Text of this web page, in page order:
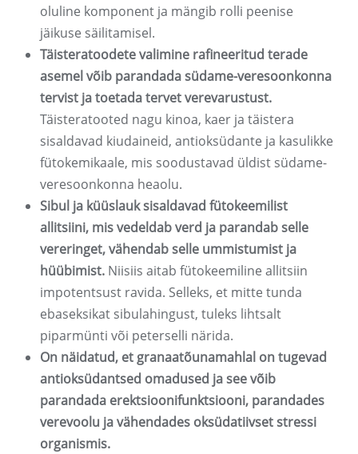
oluline komponent ja mängib rolli peenise
jäikuse säilitamisel.
Täisteratoodete valimine rafineeritud terade
asemel võib parandada südame-veresoonkonna
tervist ja toetada tervet verevarustust.
Täisteratooted nagu kinoa, kaer ja täistera
sisaldavad kiudaineid, antioksüdante ja kasulikke
fütokemikaale, mis soodustavad üldist südame-
veresoonkonna heaolu.
Sibul ja küüslauk sisaldavad fütokeemilist
allitsiini, mis vedeldab verd ja parandab selle
vereringet, vähendab selle ummistumist ja
hüübimist. Niisiis aitab fütokeemiline allitsiin
impotentsust ravida. Selleks, et mitte tunda
ebaseksikat sibulahingust, tuleks lihtsalt
piparmünti või peterselli närida.
On näidatud, et granaatõunamahlal on tugevad
antioksüdantsed omadused ja see võib
parandada erektsioonifunktsiooni, parandades
verevoolu ja vähendades oksüdatiivset stressi
organismis.